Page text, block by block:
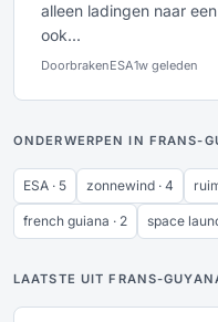
alleen ladingen naar
ook...
DoorbrakenESA1w geleden
ONDERWERPEN IN FRANS-
ESA · 5 zonnewind · 4
french guiana · 2 space
LAATSTE UIT FRANS-